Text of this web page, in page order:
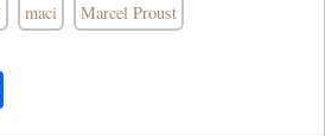
maci Marcel Proust